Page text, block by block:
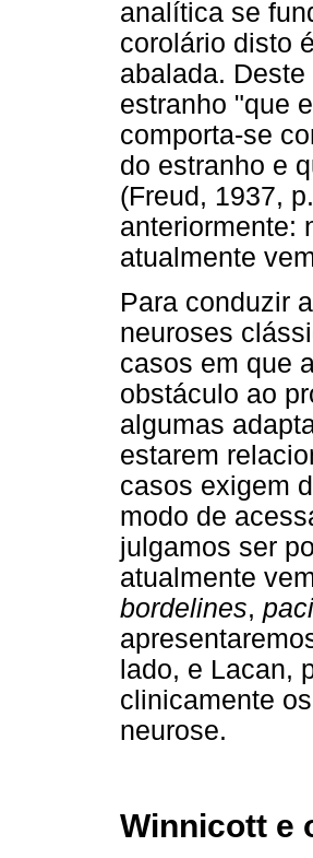
analítica se
corolário disto
abalada.
estranho "que
comporta-se
do estranho e
(Freud, 1937,
anteriormente:
atualmente
Para conduzir
neuroses
casos em que
obstáculo ao
algumas
estarem
casos exigem
modo de
julgamos ser
atualmente
bordelines,
lado, e Lacan,
clinicamente
neurose.
Winnicott e